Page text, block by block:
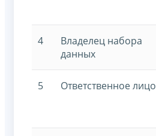
4
Владелец набора
данных
5 Ответственное лицо